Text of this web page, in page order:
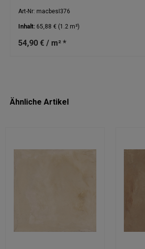
Art-Nr: macbesI376
Inhalt: 65,88 € (1.2 m²)
54,90 € / m² *
Ähnliche Artikel